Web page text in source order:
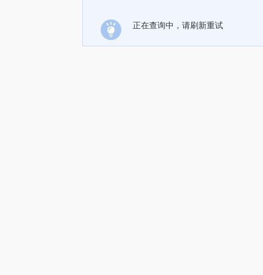
正在查询中，请刷新重试